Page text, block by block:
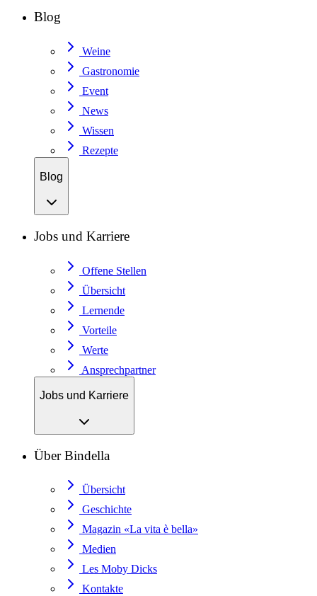
Blog
Weine
Gastronomie
Event
News
Wissen
Rezepte
Blog
Jobs und Karriere
Offene Stellen
Übersicht
Lernende
Vorteile
Werte
Ansprechpartner
Jobs und Karriere
Über Bindella
Übersicht
Geschichte
Magazin «La vita è bella»
Medien
Les Moby Dicks
Kontakte